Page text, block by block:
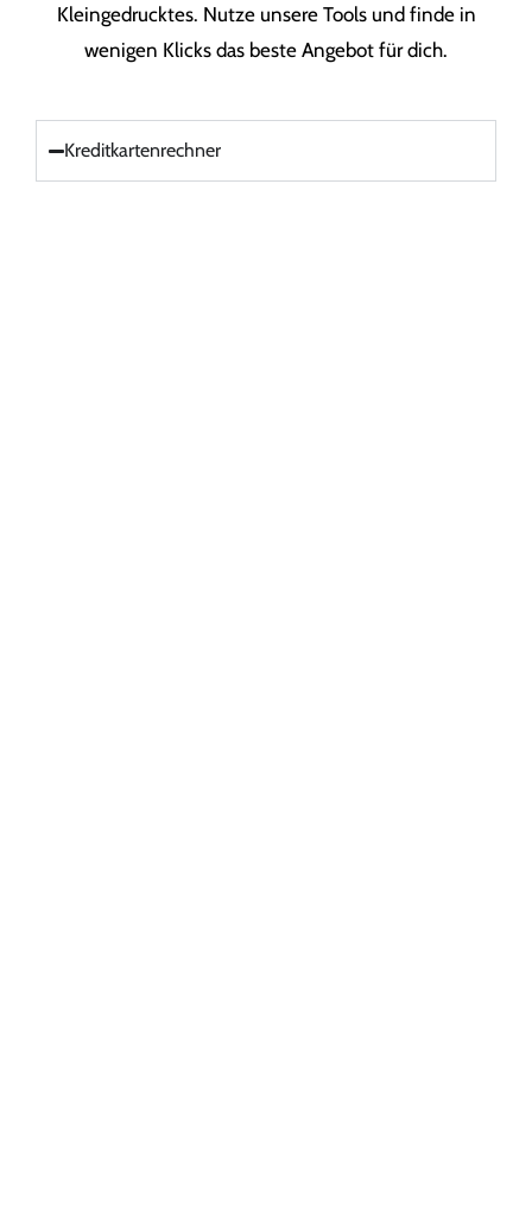
Kleingedrucktes. Nutze unsere Tools und finde in
wenigen Klicks das beste Angebot für dich.
Kreditkartenrechner